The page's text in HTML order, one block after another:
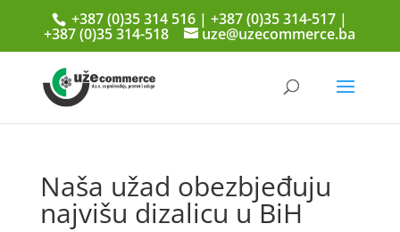
+387 (0)35 314 516 | +387 (0)35 314-517 |
+387 (0)35 314-518 uze@uzecommerce.ba
Naša užad obezbjeđuju
najvišu dizalicu u BiH